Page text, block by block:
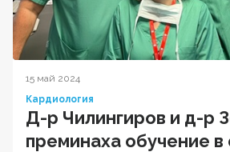
15 май 2024
Кардиология
Д-р Чилингиров и д-р
преминаха обучение в